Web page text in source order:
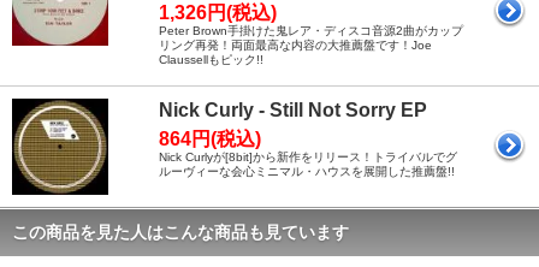
1,326円(税込)
Peter Brown手掛けた鬼レア・ディスコ音源2曲がカップ
リング再発！両面最高な内容の大推薦盤です！Joe
Claussellもピック!!
Nick Curly - Still Not Sorry EP
864円(税込)
Nick Curlyが[8bit]から新作をリリース！トライバルでグ
ルーヴィーな会心ミニマル・ハウスを展開した推薦盤!!
この商品を見た人はこんな商品も見ています